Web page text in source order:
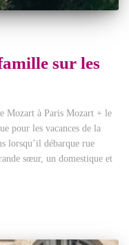
sur les
Mozart à Paris Mozart + le
pour les vacances de la
lorsqu’il débarque rue
sœur, un domestique et